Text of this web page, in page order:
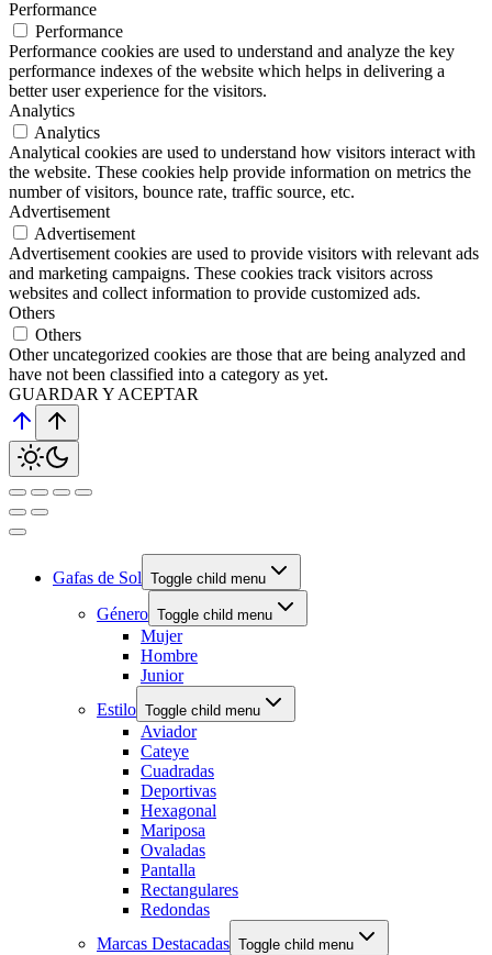
Performance
Performance
Performance cookies are used to understand and analyze the key
performance indexes of the website which helps in delivering a
better user experience for the visitors.
Analytics
Analytics
Analytical cookies are used to understand how visitors interact with
the website. These cookies help provide information on metrics the
number of visitors, bounce rate, traffic source, etc.
Advertisement
Advertisement
Advertisement cookies are used to provide visitors with relevant ads
and marketing campaigns. These cookies track visitors across
websites and collect information to provide customized ads.
Others
Others
Other uncategorized cookies are those that are being analyzed and
have not been classified into a category as yet.
GUARDAR Y ACEPTAR
Gafas de Sol Toggle child menu
Género Toggle child menu
Mujer
Hombre
Junior
Estilo Toggle child menu
Aviador
Cateye
Cuadradas
Deportivas
Hexagonal
Mariposa
Ovaladas
Pantalla
Rectangulares
Redondas
Marcas Destacadas Toggle child menu